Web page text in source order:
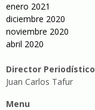
enero 2021
diciembre 2020
noviembre 2020
abril 2020
Director Periodístico
Juan Carlos Tafur
Menu